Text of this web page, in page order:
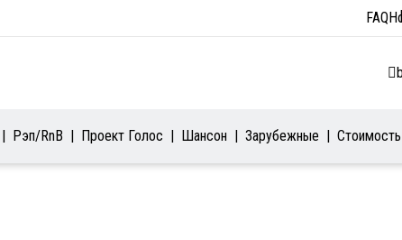
FAQ
Рэп/RnB Проект Голос Шансон Зарубежные Стоимость